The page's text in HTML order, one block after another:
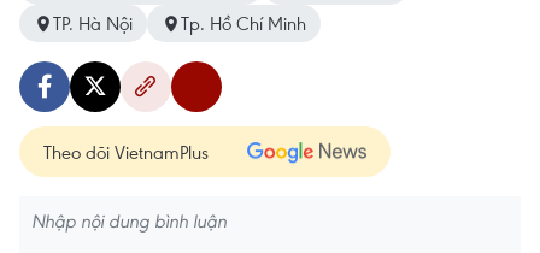
TP. Hà Nội
Tp. Hồ Chí Minh
Theo dõi VietnamPlus